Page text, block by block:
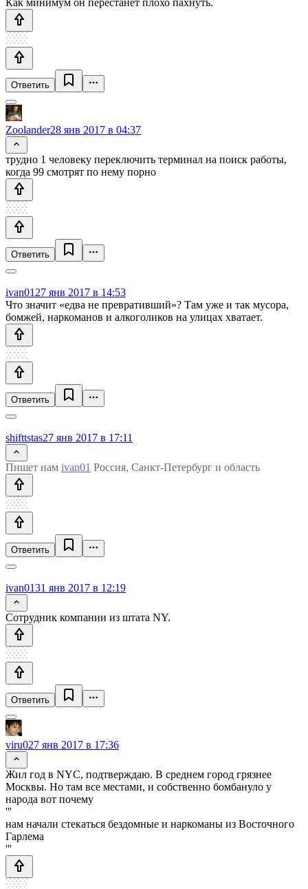
Ответить
Zoolander28 янв 2017 в 04:37
трудно 1 человеку переключить терминал на поиск работы,
когда 99 смотрят по нему порно
Ответить
ivan01 27 янв 2017 в 14:53
Что значит «едва не превративший»? Там уже и так мусора,
бомжей, наркоманов и алкоголиков на улицах хватает.
Ответить
shifttstas27 янв 2017 в 17:11
Пишет нам ivan01 Россия, Санкт-Петербург и область
Ответить
ivan0131 янв 2017 в 12:19
Сотрудник компании из штата NY.
Ответить
viru027 янв 2017 в 17:36
Жил год в NYC, подтверждаю. В среднем город грязнее
Москвы. Но там все местами, и собственно бомбануло у
народа вот почему
'''
нам начали стекаться бездомные и наркоманы из Восточного
Гарлема
'''